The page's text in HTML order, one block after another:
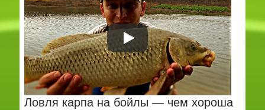
Ловля карпа на бойлы — чем хороша